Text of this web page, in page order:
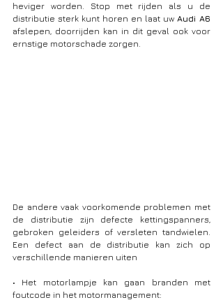
heviger worden. Stop met rijden als u de
distributie sterk kunt horen en laat uw Audi A6
afslepen, doorrijden kan in dit geval ook voor
ernstige motorschade zorgen.
De andere vaak voorkomende problemen met
de distributie zijn defecte kettingspanners,
gebroken geleiders of versleten tandwielen.
Een defect aan de distributie kan zich op
verschillende manieren uiten
• Het motorlampje kan gaan branden met
foutcode in het motormanagement: